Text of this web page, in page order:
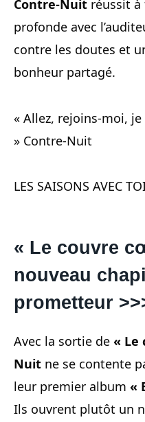
Contre-Nuit réussit
profonde avec
contre les doutes et
bonheur partagé.
« Allez, rejoins-moi,
» Contre-Nuit
LES SAISONS AVEC
« Le couvre
nouveau
prometteur
Avec la sortie de « Le
Nuit ne se contente
leur premier album «
Ils ouvrent plutôt un